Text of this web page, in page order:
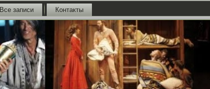
Все записи Контакты